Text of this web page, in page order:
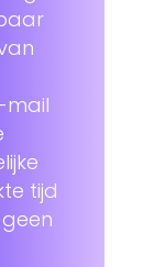
mail
tijd